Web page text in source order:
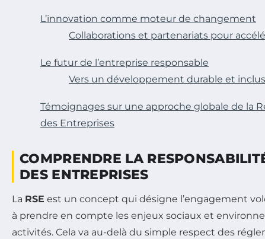
L’innovation comme moteur de changement
Collaborations et partenariats pour
Le futur de l’entreprise responsable
Vers un développement durable et
Témoignages sur une approche globale de la
des Entreprises
COMPRENDRE LA
DES ENTREPRISES
La RSE est un concept qui désigne l’engagement
à prendre en compte les enjeux sociaux et
activités. Cela va au-delà du simple respect des